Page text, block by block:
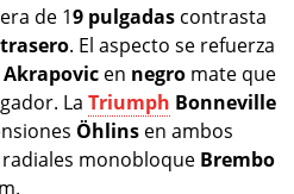
de 19 pulgadas contrasta
trasero. El aspecto se refuerza
Akrapovic en negro mate que
La Triumph Bonneville
Öhlins en ambos
monobloque Brembo